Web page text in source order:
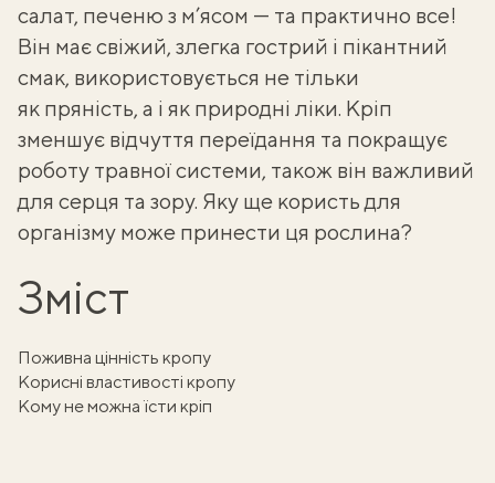
салат, печеню з м’ясом — та практично все!
Він має свіжий, злегка гострий і пікантний
смак, використовується не тільки
як пряність, а і як природні ліки. Кріп
зменшує відчуття переїдання та покращує
роботу травної системи, також він важливий
для серця та зору. Яку ще користь для
організму може принести ця рослина?
Зміст
Поживна цінність кропу
Корисні властивості кропу
Кому не можна їсти кріп